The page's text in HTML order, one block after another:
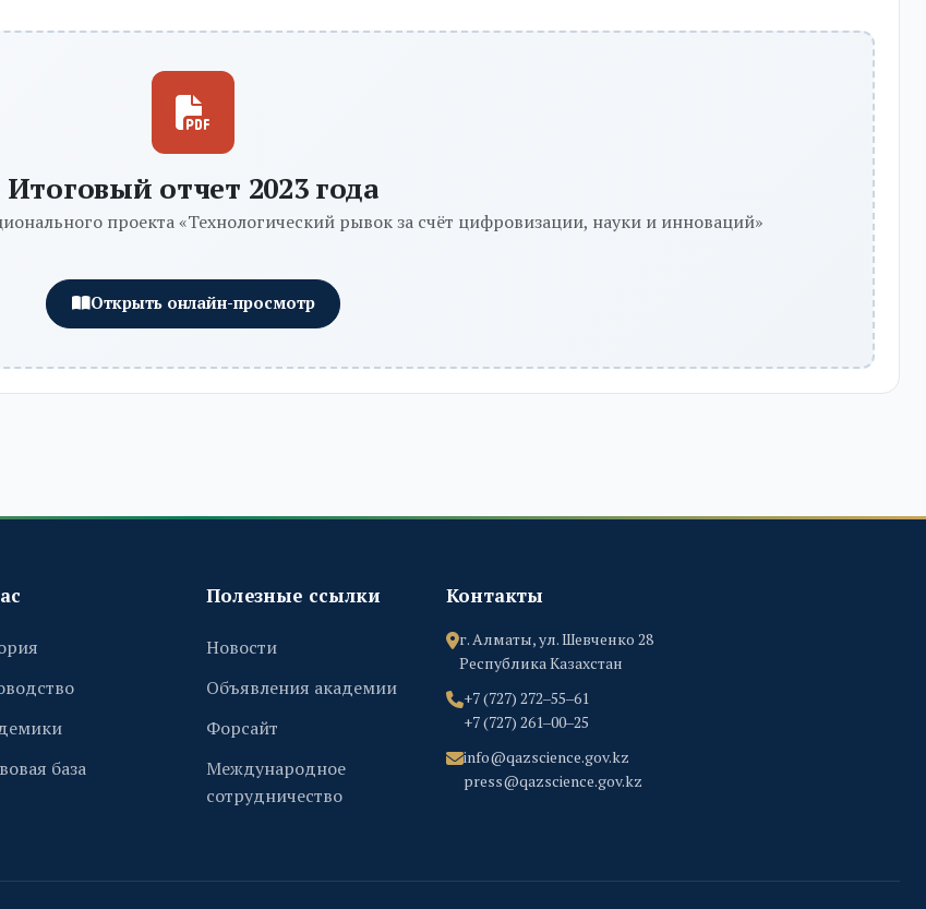
Итоговый отчет 2023 года
проекта «Технологический рывок за счёт цифровизации, науки и инноваций»
Открыть онлайн-просмотр
база
Полезные ссылки
Новости
Объявления академии
Форсайт
Международное
сотрудничество
Контакты
г. Алматы, ул. Шевченко 28
Республика Казахстан
+7 (727) 272‒55‒61
+7 (727) 261‒00‒25
info@qazscience.gov.kz
press@qazscience.gov.kz